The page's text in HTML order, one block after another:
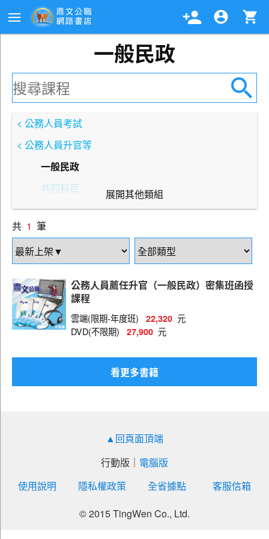
一般民政
< 公務人員考試
< 公務人員升官等
一般民政
共同科目
一般行政
人事行政
土木工程
司法行政
地政
社會行政
金融保險
財稅行政
電力工程
展開其他類組
共 1 筆
公務人員薦任升官（一般民政）密集班函授
課程
雲端(限期-年度班) 22,320 元
DVD(不限期)
27,900 元
看更多書籍
▲回頁面頂端
行動版 ｜ 電腦版
使用說明
隱私權政策 全省據點 客服信箱
© 2015 TingWen Co., Ltd.